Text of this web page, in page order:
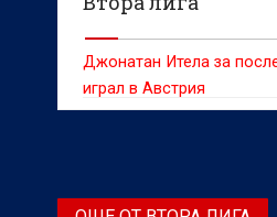
Джонатан Итела за
играл в Австрия